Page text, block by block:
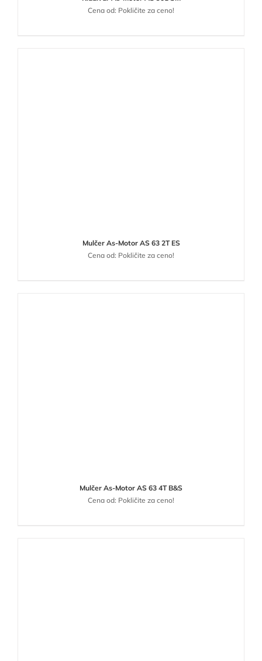
Cena od: Pokličite za ceno!
Mulčer As-Motor AS 63 2T ES
Cena od: Pokličite za ceno!
Mulčer As-Motor AS 63 4T B&S
Cena od: Pokličite za ceno!